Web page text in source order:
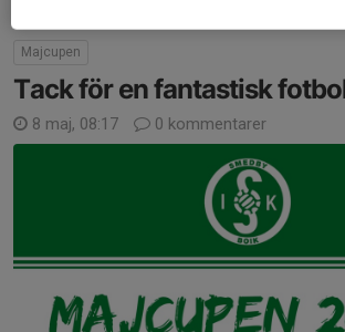
Majcupen
Tack för en fantastisk
8 maj, 08:17 0 kommentarer